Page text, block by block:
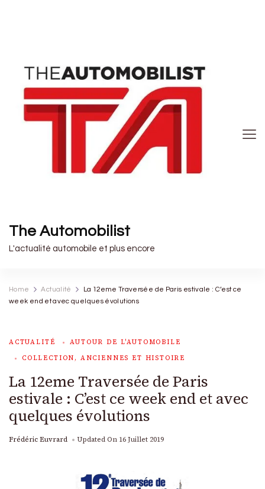
The Automobilist
L'actualité automobile et plus encore
Home Actualité
La 12eme Traversée de Paris estivale : C’est ce
week end et avec quelques évolutions
ACTUALITÉ
AUTOUR DE L'AUTOMOBILE
COLLECTION, ANCIENNES ET HISTOIRE
La 12eme Traversée de Paris
estivale : C’est ce week end et avec
quelques évolutions
Frédéric Euvrard Updated On 16 Juillet 2019